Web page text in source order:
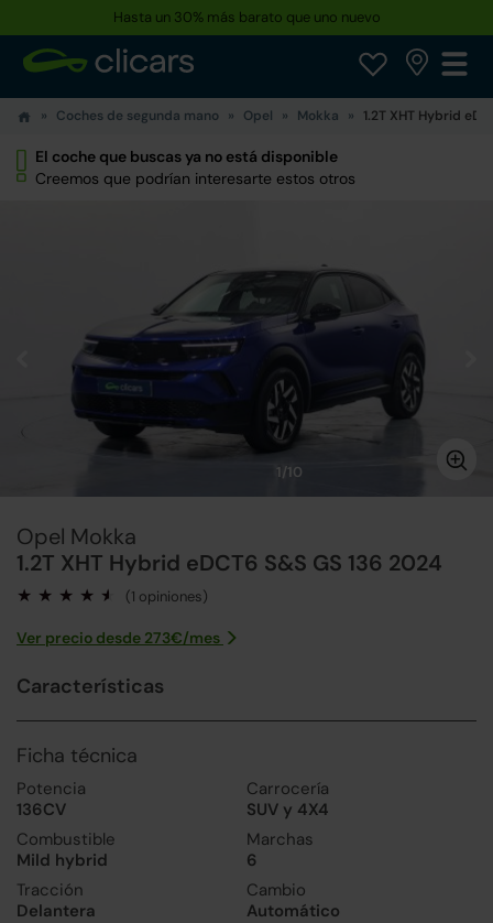
Hasta un 30% más barato que uno nuevo
Coches de segunda mano Opel Mokka 1.2T XHT Hybrid
El coche que buscas ya no está disponible
Creemos que podrían interesarte estos otros
1/10
Opel Mokka
1.2T XHT Hybrid eDCT6 S&S GS 136 2024
(1 opiniones)
Ver precio desde 273€/mes
Características
Ficha técnica
Potencia
136CV
Carrocería
SUV y 4X4
Combustible
Mild hybrid
Marchas
6
Tracción
Delantera
Cambio
Automático